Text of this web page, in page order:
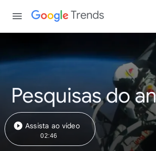
Trends
Pesquisas do
Assista ao vídeo
02:46